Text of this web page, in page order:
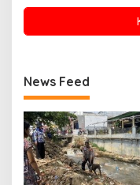
News Feed